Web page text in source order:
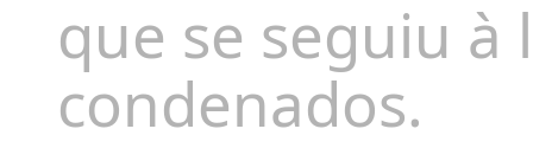
que se seguiu
condenados.